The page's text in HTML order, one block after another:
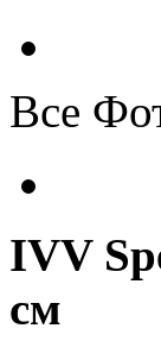
Все
IVV
см